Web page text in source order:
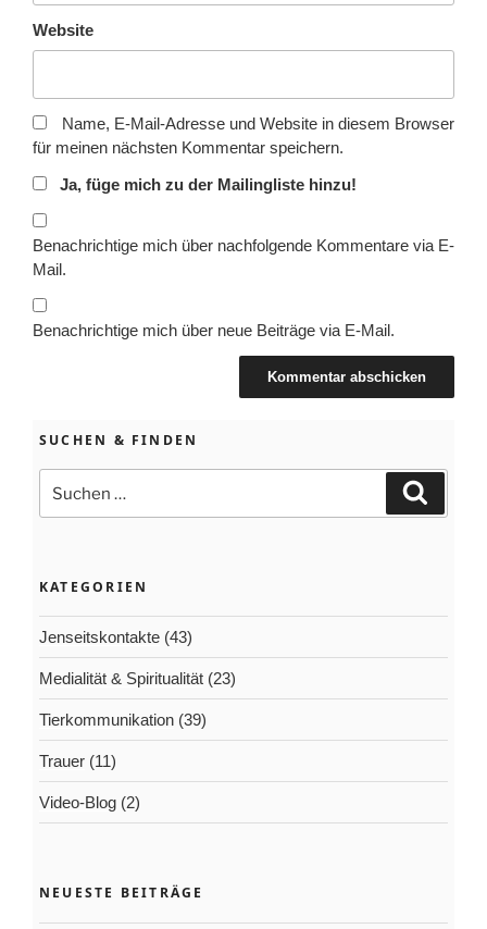
Website
Name, E-Mail-Adresse und Website in diesem Browser
für meinen nächsten Kommentar speichern.
Ja, füge mich zu der Mailingliste hinzu!
Benachrichtige mich über nachfolgende Kommentare via E-
Mail.
Benachrichtige mich über neue Beiträge via E-Mail.
SUCHEN & FINDEN
nach:
KATEGORIEN
Jenseitskontakte (43)
Medialität & Spiritualität (23)
Tierkommunikation (39)
Trauer (11)
Video-Blog (2)
NEUESTE BEITRÄGE